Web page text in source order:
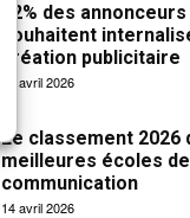
32% des annonceurs
souhaitent
création publicitaire
15 avril 2026
Le classement 2026
meilleures écoles de
communication
14 avril 2026